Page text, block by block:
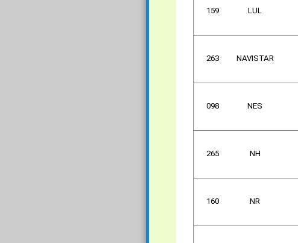
159 LUL
263 NAVISTAR
098 NES
265 NH
160 NR